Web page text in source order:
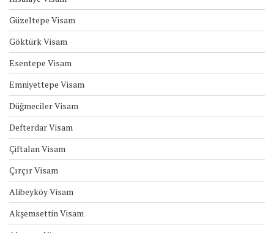
Güzeltepe Visam
Göktürk Visam
Esentepe Visam
Emniyettepe Visam
Düğmeciler Visam
Defterdar Visam
Çiftalan Visam
Çırçır Visam
Alibeyköy Visam
Akşemsettin Visam